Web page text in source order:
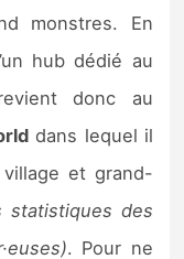
monstres. En
hub dédié au
donc au
dans lequel il
et grand-
statistiques des
. Pour ne